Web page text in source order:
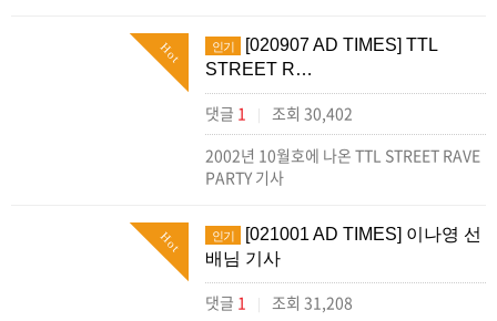
Hot 인기
[020907 AD TIMES] TTL
STREET R…
댓글 1 |
조회 30,402
2002년 10월호에 나온 TTL STREET RAVE
PARTY 기사
Hot 인기
[021001 AD TIMES] 이나영 선
배님 기사
댓글 1 |
조회 31,208